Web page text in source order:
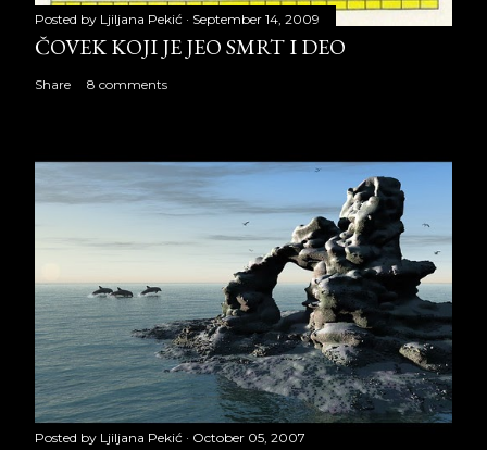
Posted by Ljiljana Pekić September 14, 2009
ČOVEK KOJI JE JEO SMRT I DEO
Share 8 comments
Posted by Ljiljana Pekić October 05, 2007